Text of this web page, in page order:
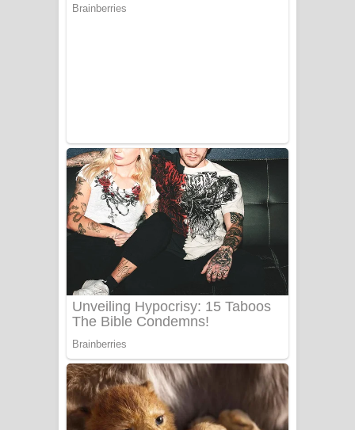
- ලියමුද දැන් අනාගතේ ගීතයේ පද පෙළ
Doni Song Lyrics - දෝණි ගීතයේ පද
පෙළ
Benthara Palame Song Lyrics -
බෙන්තර පාලමේ ගීතයේ පද පෙළ
Sanda Babalena Song Lyrics - සඳ
Adare Wadi Nisa Song Lyrics - ආදරේ
වැඩි නිසා ගීතයේ පද පෙළ